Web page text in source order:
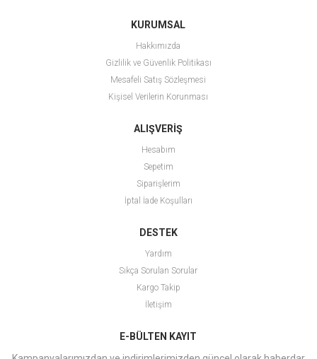
KURUMSAL
Hakkımızda
Gizlilik ve Güvenlik Politikası
Mesafeli Satış Sözleşmesi
Kişisel Verilerin Korunması
ALIŞVERİŞ
Hesabım
Sepetim
Siparişlerim
İptal İade Koşulları
DESTEK
Yardım
Sıkça Sorulan Sorular
Kargo Takip
İletişim
E-BÜLTEN KAYIT